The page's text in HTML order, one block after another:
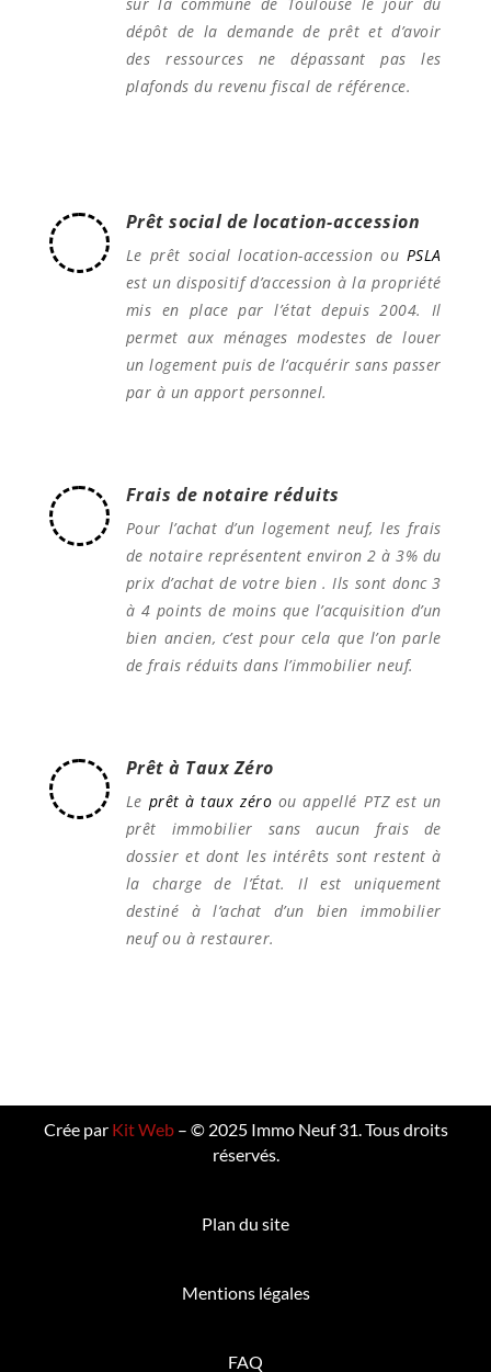
dépôt de la demande de prêt et d’avoir
des ressources ne dépassant pas les
plafonds du revenu fiscal de référence.
Prêt social de location-accession
Le prêt social location-accession ou PSLA
est un dispositif d’accession à la propriété
mis en place par l’état depuis 2004. Il
permet aux ménages modestes de louer
un logement puis de l’acquérir sans passer
par à un apport personnel.
Frais de notaire réduits
Pour l’achat d’un logement neuf, les frais
de notaire représentent environ 2 à 3% du
prix d’achat de votre bien . Ils sont donc 3
à 4 points de moins que l’acquisition d’un
bien ancien, c’est pour cela que l’on parle
de frais réduits dans l’immobilier neuf.
Prêt à Taux Zéro
Le prêt à taux zéro ou appellé PTZ est un
prêt immobilier sans aucun frais de
dossier et dont les intérêts sont restent à
la charge de l’État. Il est uniquement
destiné à l’achat d’un bien immobilier
neuf ou à restaurer.
Crée par Kit Web– © 2025 Immo Neuf 31. Tous droits
réservés.
Plan du site
Mentions légales
FAQ